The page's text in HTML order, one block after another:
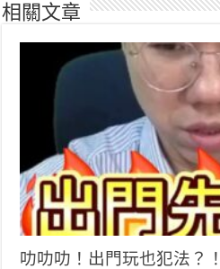
相關文章
叻叻叻！出門玩也犯法？